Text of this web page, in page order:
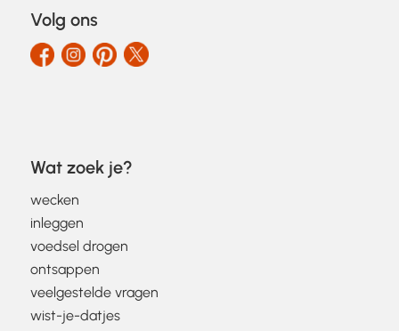
Volg ons
Wat zoek je?
wecken
inleggen
voedsel drogen
ontsappen
veelgestelde vragen
wist-je-datjes